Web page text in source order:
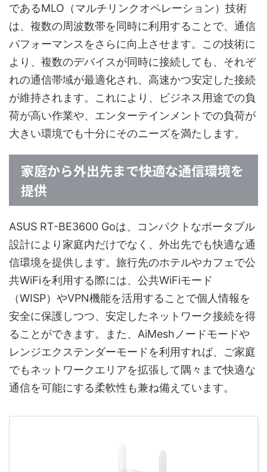
であるMLO（マルチリンクオペレーション）技術
は、複数の周波数帯を同時に利用することで、通信
パフォーマンスをさらに向上させます。この技術に
より、複数のデバイスが同時に接続しても、それぞ
れの通信帯域が最適化され、高速かつ安定した接続
が維持されます。これにより、ビジネス用途での負
荷が高い作業や、エンターテインメントでの負荷が
大きい環境でも十分にそのニーズを満たします。
家庭から外出先まで快適な通信環境を
提供
ASUS RT-BE3600 Goは、コンパクトなポータブル
設計により家庭内だけでなく、外出先でも快適な通
信環境を提供します。旅行先のホテルやカフェで公
共WiFiを利用する際には、公共WiFiモード
（WISP）やVPN機能を活用することで個人情報を
安全に保護しつつ、安定したネットワーク接続を得
ることができます。また、AiMeshノードモードや
レンジエクステンダーモードを利用すれば、ご家庭
でもネットワークエリアを拡張して隅々まで快適な
通信を可能にする柔軟性も兼ね備えています。